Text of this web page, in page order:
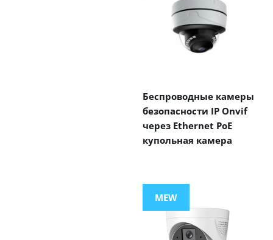
Беспроводные камеры
безопасности IP Onvif
через Ethernet PoE
купольная камера
MEW